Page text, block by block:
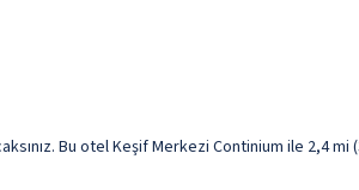
Bu otel Keşif Merkezi Continium ile 2,4 mi